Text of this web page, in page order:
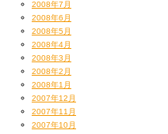
2008年7月
2008年6月
2008年5月
2008年4月
2008年3月
2008年2月
2008年1月
2007年12月
2007年11月
2007年10月